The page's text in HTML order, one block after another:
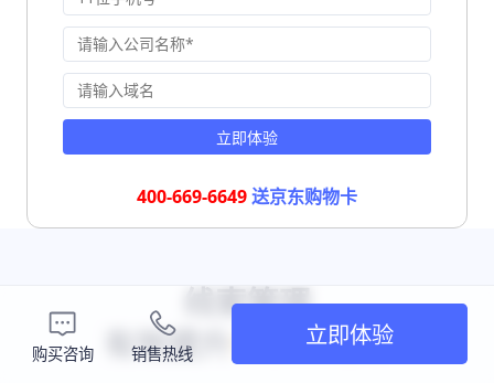
立即体验
400-669-6649送京东购物卡
线索管理
有效提升
线索转化率
购买咨询 销售热线
立即体验